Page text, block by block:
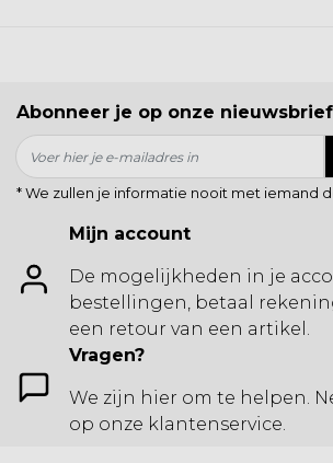
Abonneer je op onze nieuwsbrief
* We zullen je informatie nooit met iemand
Mijn account
De mogelijkheden in je
bestellingen, betaal
een retour van een artikel.
Vragen?
We zijn hier om te helpen.
op onze klantenservice.